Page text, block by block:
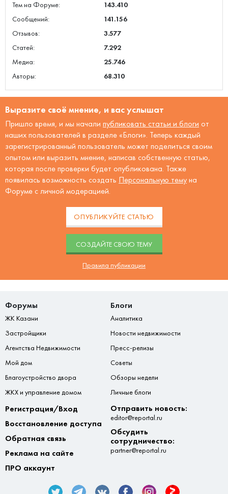
Тем на Форуме:
143.410
Сообщений:
141.156
Отзывов:
3.577
Статей:
7.292
Медиа:
25.746
Авторы:
68.310
Выразите своё мнение, и вас услышат
Пришло время, и мы начали публиковать статьи и блоги от
наших пользователей в разделе «Блоги». Теперь каждый
зарегистрированный пользователь может поделиться своим
опытом или выразить мнение, написав собственную статью,
которая после проверки будет опубликована. Также
появилась возможность создать Персональную тему на
Форуме с личной модерацией.
ОПУБЛИКУЙТЕ СТАТЬЮ
CОЗДАЙТЕ СВОЮ ТЕМУ
Правила публикации
Форумы
ЖК Казани
Застройщики
Агентства Недвижимости
Мой дом
Благоустройство двора
ЖКХ и управление домом
Блоги
Аналитика
Новости недвижимости
Пресс-релизы
Советы
Обзоры недели
Личные блоги
Регистрация/Вход
Восстановление доступа
Обратная связь
Реклама на сайте
ПРО аккаунт
Отправить новость:
editor@reportal.ru
Обсудить
сотрудничество:
partner@reportal.ru